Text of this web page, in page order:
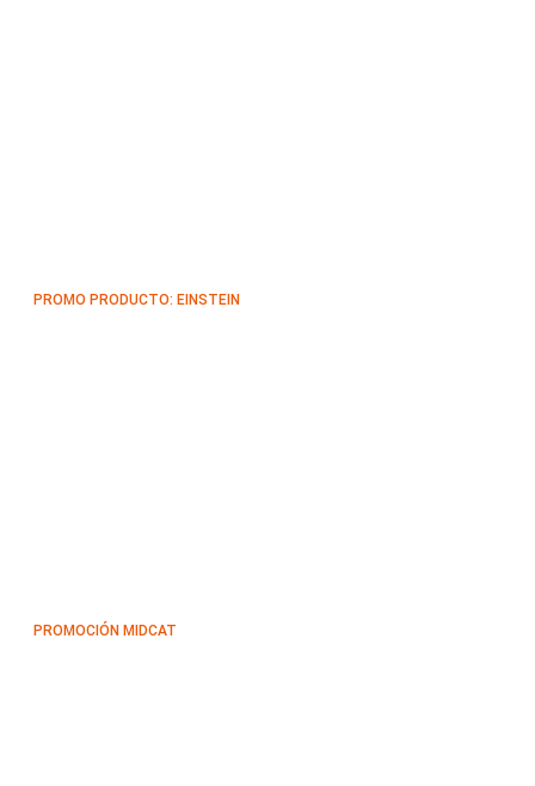
PROMO PRODUCTO: EINSTEIN
PROMOCIÓN MIDCAT